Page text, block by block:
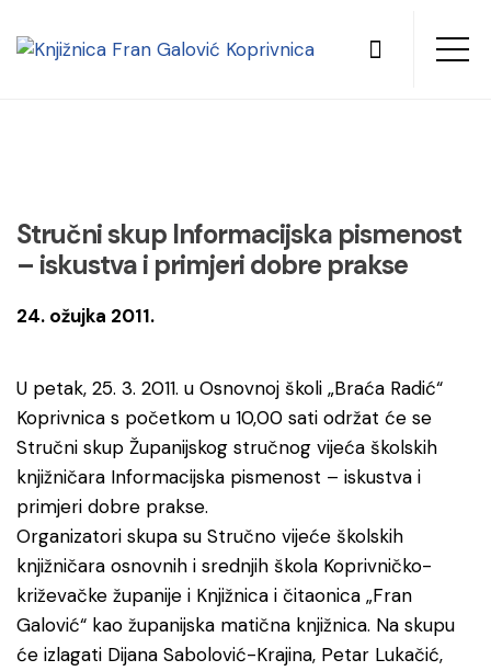
Stručni skup Informacijska pismenost
– iskustva i primjeri dobre prakse
24. ožujka 2011.
U petak, 25. 3. 2011. u Osnovnoj školi „Braća Radić“
Koprivnica s početkom u 10,00 sati održat će se
Stručni skup Županijskog stručnog vijeća školskih
knjižničara Informacijska pismenost – iskustva i
primjeri dobre prakse.
Organizatori skupa su Stručno vijeće školskih
knjižničara osnovnih i srednjih škola Koprivničko-
križevačke županije i Knjižnica i čitaonica „Fran
Galović“ kao županijska matična knjižnica. Na skupu
će izlagati Dijana Sabolović-Krajina, Petar Lukačić,